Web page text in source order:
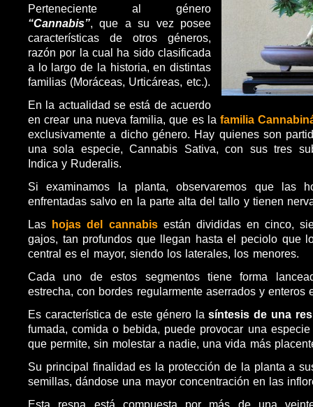
Perteneciente al género
“Cannabis”, que a su vez posee
características de otros géneros,
razón por la cual ha sido clasificada
a lo largo de la historia, en distintas
familias (Moráceas, Urticáreas, etc.).
En la actualidad se está de acuerdo
en crear una nueva familia, que es lafamilia
exclusivamente a dicho género. Hay quienes son
una sola especie, Cannabis Sativa, con sus tres
Indica y Ruderalis.
Si examinamos la planta, observaremos que las
enfrentadas salvo en la parte alta del tallo y tienen
Las hojas del cannabis están divididas en cinco,
gajos, tan profundos que llegan hasta el peciolo que
central es el mayor, siendo los laterales, los menores.
Cada uno de estos segmentos tiene forma
estrecha, con bordes regularmente aserrados y enteros
Es característica de este género lasíntesis de una
fumada, comida o bebida, puede provocar una
que permite, sin molestar a nadie, una vida más
Su principal finalidad es la protección de la planta a
semillas, dándose una mayor concentración en las
Esta resna está compuesta por más de una